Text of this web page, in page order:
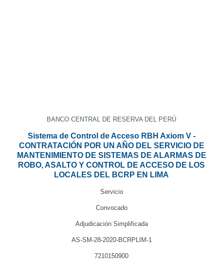
BANCO CENTRAL DE RESERVA DEL PERÚ
Sistema de Control de Acceso RBH Axiom V -
CONTRATACIÓN POR UN AÑO DEL SERVICIO DE
MANTENIMIENTO DE SISTEMAS DE ALARMAS DE
ROBO, ASALTO Y CONTROL DE ACCESO DE LOS
LOCALES DEL BCRP EN LIMA
Servicio
Convocado
Adjudicación Simplificada
AS-SM-28-2020-BCRPLIM-1
7210150900